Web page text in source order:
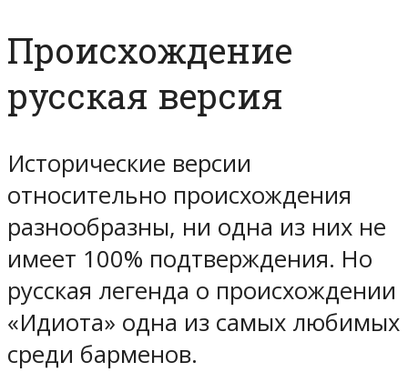
Происхождение
русская версия
Исторические версии
относительно происхождения
разнообразны, ни одна из них не
имеет 100% подтверждения. Но
русская легенда о происхождении
«Идиота» одна из самых любимых
среди барменов.